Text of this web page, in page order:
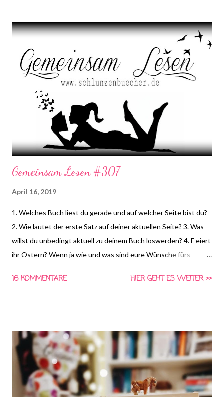
überschreiten? Als einige Schüler merken, wie leicht die
Kontrollinstanzen zu hintergehen sind, nimmt eine bedrohliche
Kettenreaktion ihren Lauf ...
Gemeinsam Lesen #307
April 16, 2019
1. Welches Buch liest du gerade und auf welcher Seite bist du?
2. Wie lautet der erste Satz auf deiner aktuellen Seite? 3. Was
willst du unbedingt aktuell zu deinem Buch loswerden? 4. F eiert
ihr Ostern? Wenn ja wie und was sind eure Wünsche fürs
nächste Woche anschauen und Vorschläge für die vierte Frage
immer er Lust und Zeit dazu hat. Die Fragen dürfen auch nach
Dienstag noch beantwortet werden. Bitte benutzt bei einer
Teilnahme das Gemeinsam-Lesen Logo! die farbliche
Anpassung auf euren Blog ist erlaubt, das Logo darf aber in
seinen Bestandteilen nicht verändert werden.
16 KOMMENTARE HIER GEHT ES WEITER >>